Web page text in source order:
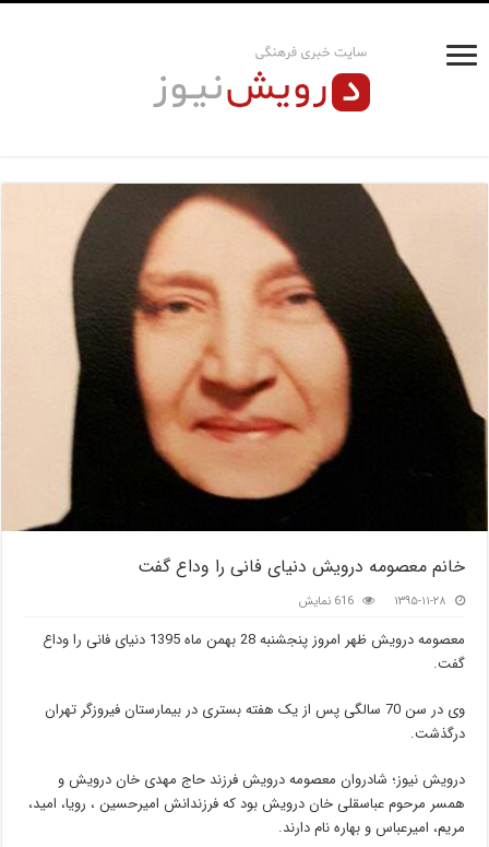
خانم معصومه درویش دنیای فانی را وداع گفت
۱۳۹۵-۱۱-۲۸ 616 نمایش
معصومه درویش ظهر امروز پنجشنبه 28 بهمن ماه 1395 دنیای فانی را وداع
گفت.
وی در سن 70 سالگی پس از یک هفته بستری در بیمارستان فیروزگر تهران
درگذشت.
درویش نیوز؛ شادروان معصومه درویش فرزند حاج مهدی خان درویش و
همسر مرحوم عباسقلی خان درویش بود که فرزندانش امیرحسین ، رویا، امید،
مریم، امیرعباس و بهاره نام دارند.